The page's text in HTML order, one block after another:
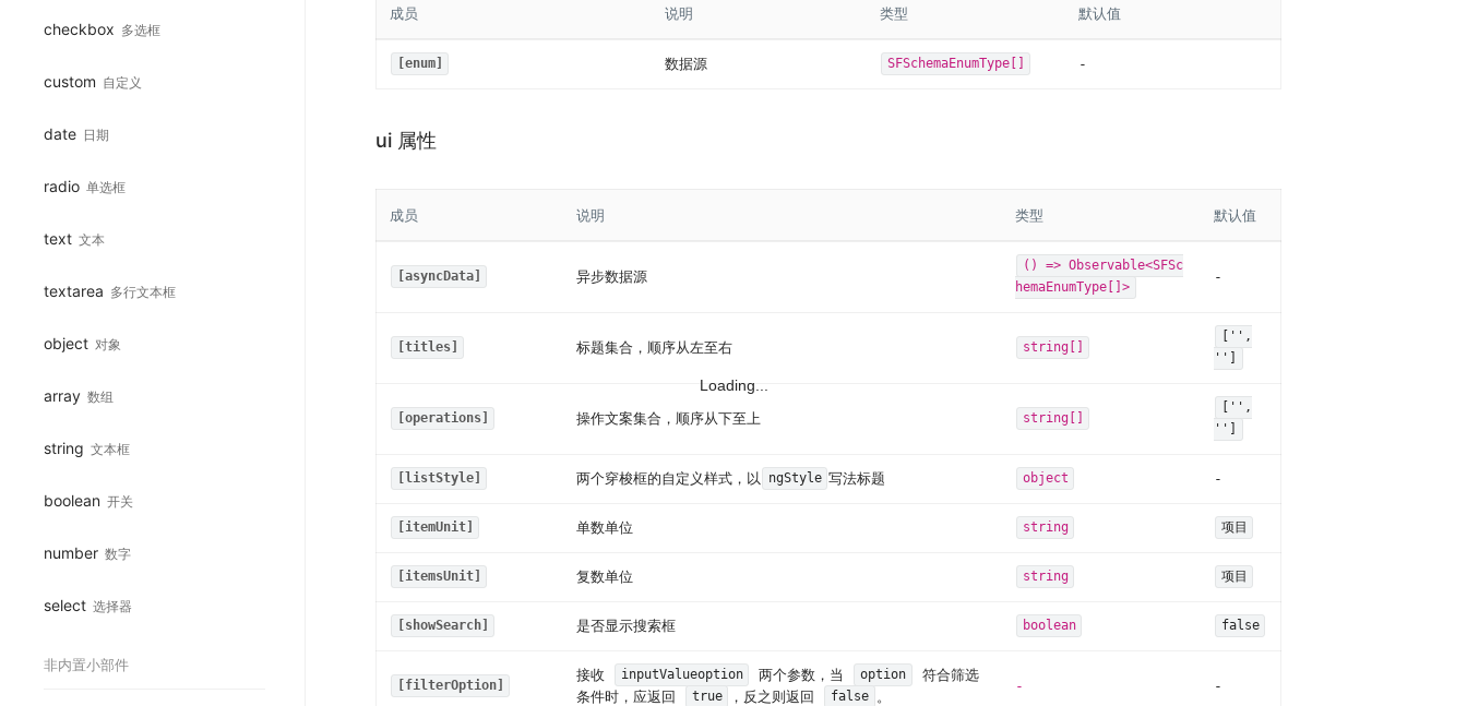
checkbox 多选框
custom 自定义
date 日期
radio 单选框
text 文本
textarea 多行文本框
object 对象
array 数组
string 文本框
boolean 开关
number 数字
select 选择器
非内置小部件
成员 说明 类型 默认值
[enum] 数据源 SFSchemaEnumType[] -
ui 属性
成员 说明 类型 默认值
[asyncData] 异步数据源
() => Observable<SFSc
hemaEnumType[]>
-
[titles] 标题集合，顺序从左至右 string[]
['',
'']
[operations] 操作文案集合，顺序从下至上 string[]
['',
'']
[listStyle] 两个穿梭框的自定义样式，以 ngStyle 写法标题 object -
[itemUnit] 单数单位 string 项目
[itemsUnit] 复数单位 string 项目
[showSearch] 是否显示搜索框 boolean false
[filterOption]
接收 inputValueoption 两个参数，当 option
符合筛选
条件时，应返回
true ，反之则返回 false 。
- -
Loading...